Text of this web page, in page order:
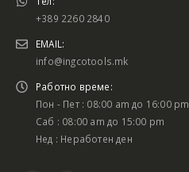
+389 2260 2840
EMAIL:
info@ingcotools.mk
Работно време:
Пон - Пет : 08:00 am до 16:00 pm
Саб : 08:00 am до 15:00 pm
Нед : Неработен ден